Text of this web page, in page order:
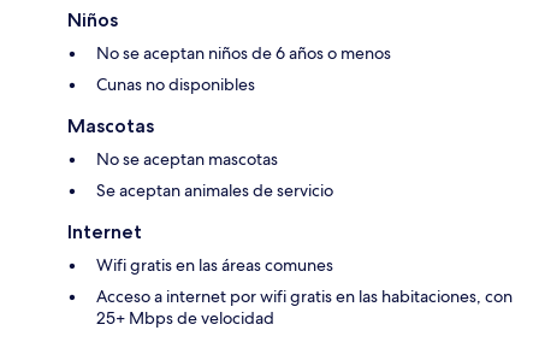
Niños
No se aceptan niños de 6 años o menos
Cunas no disponibles
Mascotas
No se aceptan mascotas
Se aceptan animales de servicio
Internet
Wifi gratis en las áreas comunes
Acceso a internet por wifi gratis en las habitaciones, con
25+ Mbps de velocidad